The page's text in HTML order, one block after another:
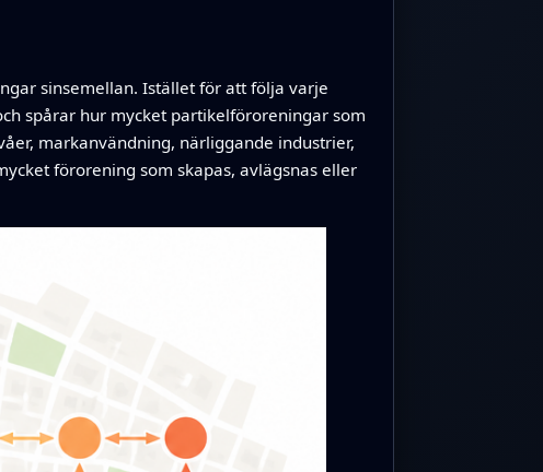
sinsemellan. Istället för att följa varje
spårar hur mycket partikelföroreningar som
markanvändning, närliggande industrier,
förorening som skapas, avlägsnas eller